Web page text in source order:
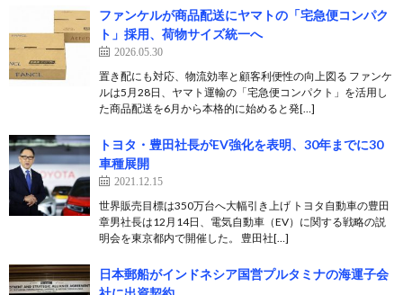
ファンケルが商品配送にヤマトの「宅急便コンパク
ト」採用、荷物サイズ統一へ
2026.05.30
置き配にも対応、物流効率と顧客利便性の向上図る ファンケ
ルは5月28日、ヤマト運輸の「宅急便コンパクト」を活用し
た商品配送を6月から本格的に始めると発[…]
トヨタ・豊田社長がEV強化を表明、30年までに30
車種展開
2021.12.15
世界販売目標は350万台へ大幅引き上げ トヨタ自動車の豊田
章男社長は12月14日、電気自動車（EV）に関する戦略の説
明会を東京都内で開催した。 豊田社[…]
日本郵船がインドネシア国営プルタミナの海運子会